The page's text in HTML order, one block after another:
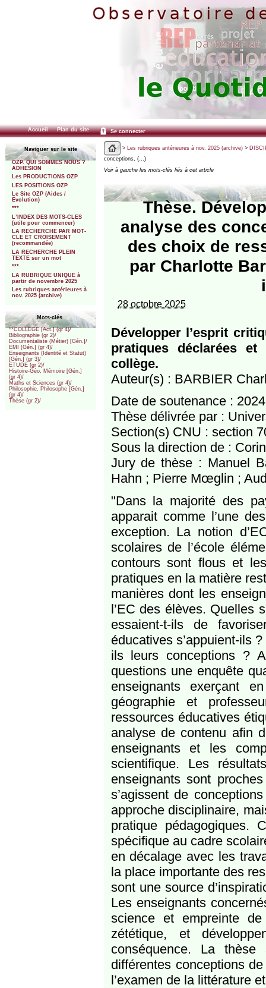
Accueil Plan du site Se connecter
Naviguer sur le site
OZP. QUI SOMMES NOUS ?
ADHESION
Les PRODUCTIONS OZP
LES POSITIONS OZP
Le Site OZP (Aides /
Evolution)
***
L’INDEX DES MOTS-CLES
(utile pour commencer)
LA RECHERCHE PAR MOT-
CLE ET CROISEMENT
(recommandée)
LA RECHERCHE PLEIN
TEXTE sur un mot
***
LA RUBRIQUE UNIQUE à
partir de novembre 2025
Les rubriques antérieures à
nov. 2025 (archive)
Mots-clés
**COLLEGE [Act.] (gr 4)/
Bibliographie (gr 2)/
Documentaliste (Métier) [Gén.]/
EMI [Gén.] (gr 4)/
Enseignants (Identité et Statut)
[Gén.] (gr 3)/
ETUDE (gr 2)/
Histoire-Géo, Mémoire [Gén.]
(gr 4)/
Maths et Sciences (gr 4)/
Philosophie, Philosophe [Gén.]
(gr 4)/
Thèse (gr 2)/
> Les rubriques antérieures à nov. 2025 (archive)>
conceptions, (…)
Voir à gauche les mots-clés liés à cet article
Thèse.
analyse des
des choix de
par Charlotte
28 octobre 2025
Développer l’esprit
pratiques déclarées
collège.
Auteur(s) : BARBIER
Date de soutenance : 2024
Thèse délivrée par :
Section(s) CNU : section
Sous la direction de :
Jury de thèse : Manuel
Hahn ; Pierre Mœglin ;
"Dans la majorité des
apparait comme l’une
exception. La notion
scolaires de l’école
contours sont flous et
pratiques en la matière
manières dont les
l’EC des élèves. Quelles
essaient-t-ils de
éducatives s’appuient-ils
ils leurs conceptions ?
questions une enquête
enseignants exerçant
géographie et
ressources éducatives
analyse de contenu afin
enseignants et les
scientifique. Les
enseignants sont
s’agissent de
approche disciplinaire,
pratique pédagogiques.
spécifique au cadre
en décalage avec les
la place importante des
sont une source
Les enseignants
science et empreinte
zététique, et
conséquence. La
différentes conceptions
l’examen de la littérature